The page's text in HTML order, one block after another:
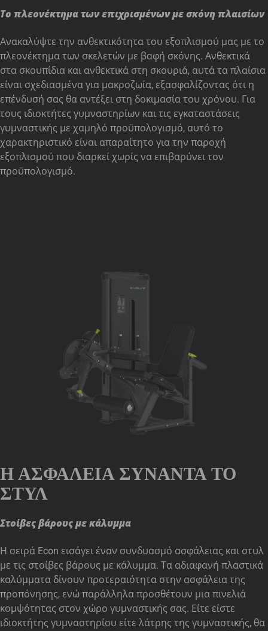
Το πλεονέκτημα των επιχρισμένων με σκόνη πλαισίων
Ανακαλύψτε την ανθεκτικότητα του εξοπλισμού μας με το
πλεονέκτημα των σκελετών με βαφή σκόνης. Ανθεκτικά
στα σκουπίδια και ανθεκτικά στη σκουριά, αυτά τα πλαίσια
είναι σχεδιασμένα για μακροζωία, εξασφαλίζοντας ότι η
επένδυσή σας θα αντέξει στη δοκιμασία του χρόνου. Για
τους ιδιοκτήτες γυμναστηρίων και τις εγκαταστάσεις
γυμναστικής με χαμηλό προϋπολογισμό, αυτό το
χαρακτηριστικό είναι απαραίτητο για την παροχή
εξοπλισμού που διαρκεί χωρίς να επιβαρύνει τον
προϋπολογισμό.
Η ΑΣΦΆΛΕΙΑ ΣΥΝΑΝΤΆ ΤΟ
ΣΤΥΛ
Στοίβες βάρους με κάλυμμα
Η σειρά Econ εισάγει έναν συνδυασμό ασφάλειας και στυλ
με τις στοίβες βάρους με κάλυμμα. Τα αδιαφανή πλαστικά
καλύμματα δίνουν προτεραιότητα στην ασφάλεια της
προπόνησης, ενώ παράλληλα προσθέτουν μια πινελιά
κομψότητας στον χώρο γυμναστικής σας. Είτε είστε
ιδιοκτήτης γυμναστηρίου είτε λάτρης της γυμναστικής, θα